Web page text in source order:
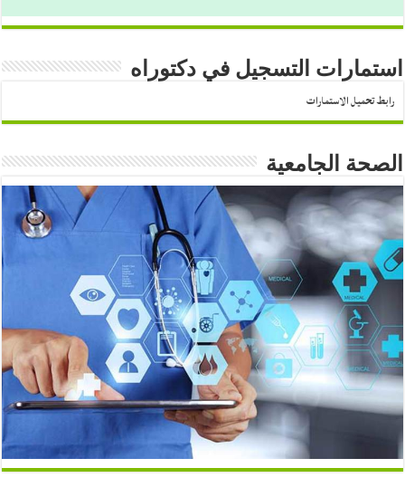
استمارات التسجيل في دكتوراه
رابط تحميل الاستمارات
الصحة الجامعية